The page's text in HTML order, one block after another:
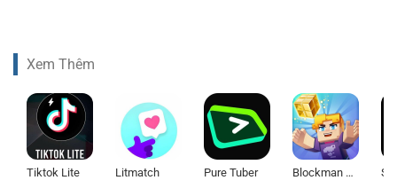
Xem Thêm
Tiktok Lite Litmatch Pure Tuber Blockman Go